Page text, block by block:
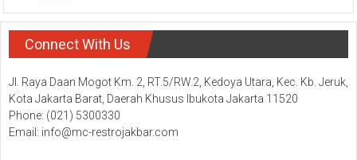
Connect With Us
Jl. Raya Daan Mogot Km. 2, RT.5/RW.2, Kedoya Utara, Kec. Kb. Jeruk,
Kota Jakarta Barat, Daerah Khusus Ibukota Jakarta 11520
Phone: (021) 5300330
Email: info@mc-restrojakbar.com